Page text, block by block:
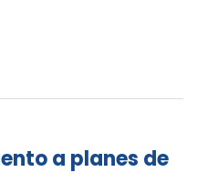
a planes de